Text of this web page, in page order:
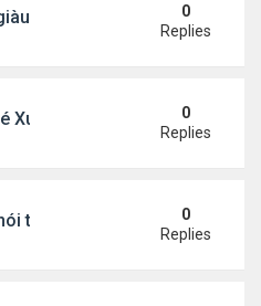
nhất Trung Quốc 2026
0
Replies
Xuân Mai ở Mỹ
0
Replies
thật về hôn nhân
0
Replies